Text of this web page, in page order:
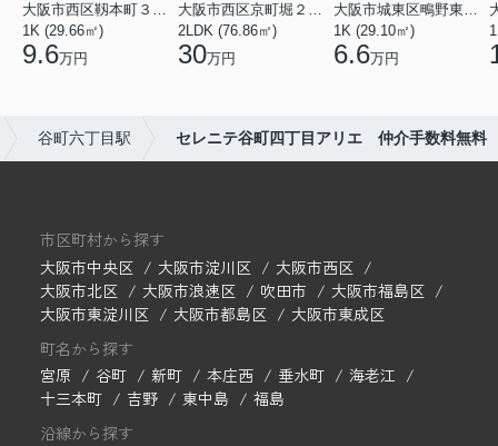
大阪市西区靱本町３丁目
1K (29.66㎡)
9.6万円
大阪市西区京町堀２丁目
2LDK (76.86㎡)
30万円
大阪市城東区鴫野東３丁目
1K (29.10㎡)
6.6万円
谷町六丁目駅 セレニテ谷町四丁目アリエ 仲介手数料無料
市区町村から探す
大阪市中央区
大阪市淀川区
大阪市西区
大阪市北区
大阪市浪速区 吹田市
大阪市福島区
大阪市東淀川区
大阪市都島区
大阪市東成区
町名から探す
宮原
谷町 新町 本庄西 垂水町
海老江
十三本町
吉野 東中島
福島
沿線から探す